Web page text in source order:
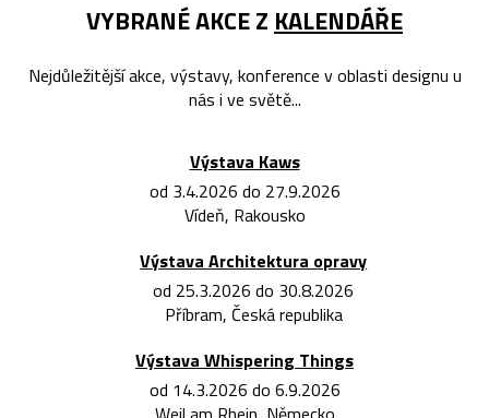
VYBRANÉ AKCE Z KALENDÁŘE
Nejdůležitější akce, výstavy, konference v oblasti designu u
nás i ve světě...
Výstava Kaws
od 3.4.2026 do 27.9.2026
Vídeň, Rakousko
Výstava Architektura opravy
od 25.3.2026 do 30.8.2026
Příbram, Česká republika
Výstava Whispering Things
od 14.3.2026 do 6.9.2026